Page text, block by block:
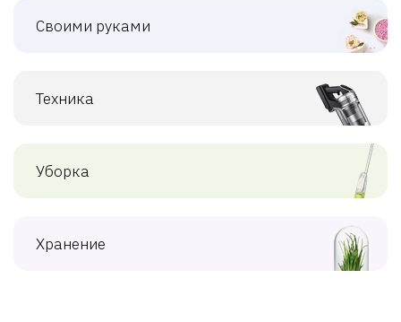
Своими руками
Техника
Уборка
Хранение